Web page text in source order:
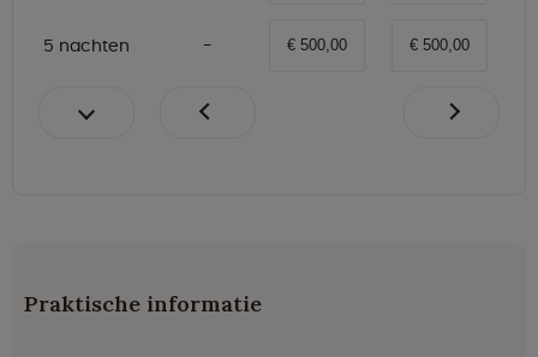
5 nachten € 500,00 € 500,00
Praktische informatie